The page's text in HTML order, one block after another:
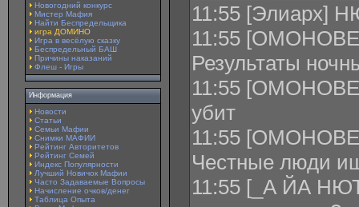
Новогодний конкурс
Мистер Мафия
Найти Беспредельщика
игра ДОМИНО
Игра в весёлую сказку
Беспредельный БАШ
Причины наказаний
Флеш - Игры
Информация
Новости
Статьи
Семьи Мафии
Снимки МАФИИ
Рейтинг Авторитетов
Рейтинг Семей
Индекс Популярности
Лучший Новичок Мафии
Часто Задаваемые Вопросы
Начисление очков/денег
Таблица Опыта
11:55 [Элиарх]
11:55
Результаты
11:55
убит
11:55
Честные люди
11:55 [_А ЙА